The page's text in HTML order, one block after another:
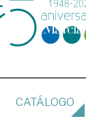
(CURRENT)
CATÁLOGO